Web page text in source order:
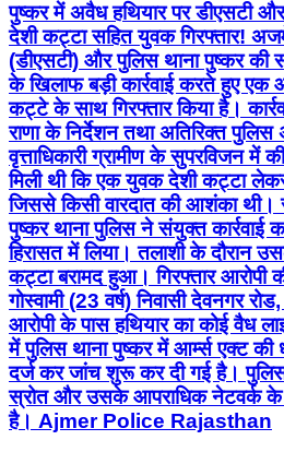
पुष्कर में अवैध हथियार पर डीएसटी
देशी कट्टा सहित युवक गिरफ्तार!
(डीएसटी) और पुलिस थाना पुष्कर की
के खिलाफ बड़ी कार्रवाई करते हुए एक
कट्टे के साथ गिरफ्तार किया है।
राणा के निर्देशन तथा अतिरिक्त
वृत्ताधिकारी ग्रामीण के सुपरविजन में
मिली थी कि एक युवक देशी कट्टा
जिससे किसी वारदात की आशंका थी।
पुष्कर थाना पुलिस ने संयुक्त कार्रवाई
हिरासत में लिया। तलाशी के दौरान
कट्टा बरामद हुआ। गिरफ्तार आरोपी
गोस्वामी (23 वर्ष) निवासी देवनगर
आरोपी के पास हथियार का कोई वैध
में पुलिस थाना पुष्कर में आर्म्स एक्ट की
दर्ज कर जांच शुरू कर दी गई है।
स्रोत और उसके आपराधिक नेटवर्क के
है। Ajmer Police Rajasthan